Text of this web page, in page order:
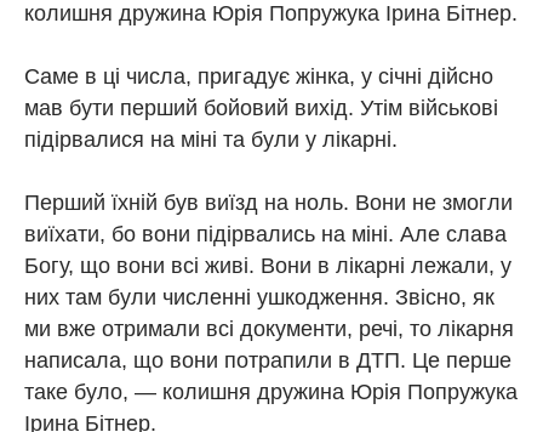
колишня дружина Юрія Попружука Ірина Бітнер.
Саме в ці числа, пригадує жінка, у січні дійсно
мав бути перший бойовий вихід. Утім військові
підірвалися на міні та були у лікарні.
Перший їхній був виїзд на ноль. Вони не змогли
виїхати, бо вони підірвались на міні. Але слава
Богу, що вони всі живі. Вони в лікарні лежали, у
них там були численні ушкодження. Звісно, як
ми вже отримали всі документи, речі, то лікарня
написала, що вони потрапили в ДТП. Це перше
таке було, — колишня дружина Юрія Попружука
Ірина Бітнер.